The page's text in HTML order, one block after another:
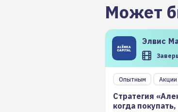
Может
Элвис
Опытным Акции
Стратегия
когда